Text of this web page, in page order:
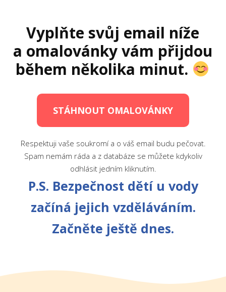
Vyplňte svůj email níže
a omalovánky vám přijdou
během několika minut.
STÁHNOUT OMALOVÁNKY
Respektuji vaše soukromí a o váš email budu pečovat.
Spam nemám ráda a z databáze se můžete kdykoliv
odhlásit jedním kliknutím.
P.S. Bezpečnost dětí u vody
začíná jejich vzděláváním.
Začněte ještě dnes.